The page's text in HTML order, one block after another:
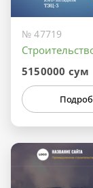
№ 47719
5150000 сум